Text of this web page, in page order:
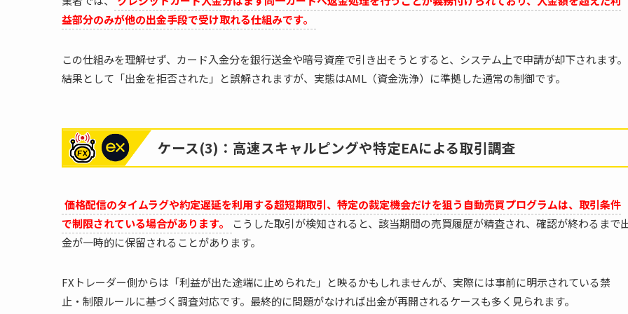
益部分のみが他の出金手段で受け取れる仕組みです。
この仕組みを理解せず、カード入金分を銀行送金や暗号資産で引き出そうとすると、システム上で申請が却下されます。
結果として「出金を拒否された」と誤解されますが、実態はAML（資金洗浄）に準拠した通常の制御です。
ケース(3)：高速スキャルピングや特定EAによる取引調査
価格配信のタイムラグや約定遅延を利用する超短期取引、特定の裁定機会だけを狙う自動売買プログラムは、取引条件
で制限されている場合があります。
こうした取引が検知されると、該当期間の売買履歴が精査され、確認が終わるまで
金が一時的に保留されることがあります。
FXトレーダー側からは「利益が出た途端に止められた」と映るかもしれませんが、実際には事前に明示されている禁
止・制限ルールに基づく調査対応です。最終的に問題がなければ出金が再開されるケースも多く見られます。